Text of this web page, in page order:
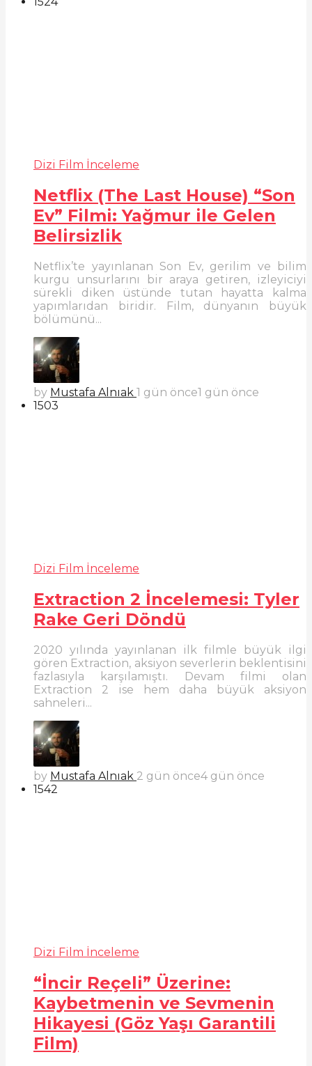
Dizi Film İnceleme
Netflix (The Last House) “Son
Ev” Filmi: Yağmur ile Gelen
Belirsizlik
Netflix’te yayınlanan Son Ev, gerilim ve bilim
kurgu unsurlarını bir araya getiren, izleyiciyi
sürekli diken üstünde tutan hayatta kalma
yapımlarıdan biridir. Film, dünyanın büyük
bölümünü...
by Mustafa Alnıak 1 gün önce1 gün önce
1503
Dizi Film İnceleme
Extraction 2 İncelemesi: Tyler
Rake Geri Döndü
2020 yılında yayınlanan ilk filmle büyük ilgi
gören Extraction, aksiyon severlerin beklentisini
fazlasıyla karşılamıştı. Devam filmi olan
Extraction 2 ise hem daha büyük aksiyon
sahneleri...
by Mustafa Alnıak 2 gün önce4 gün önce
1542
Dizi Film İnceleme
“İncir Reçeli” Üzerine:
Kaybetmenin ve Sevmenin
Hikayesi (Göz Yaşı Garantili
Film)